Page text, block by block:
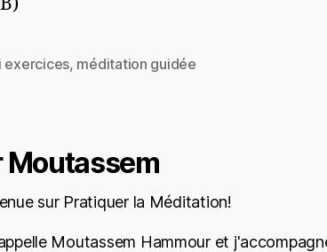
exercices, méditation guidée
Moutassem
sur Pratiquer la Méditation!
Moutassem Hammour et